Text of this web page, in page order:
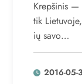
Krepšinis —
tik
ių savo…
2016-05-